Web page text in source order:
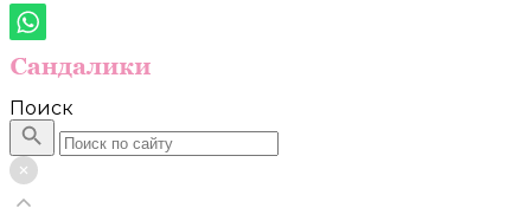
Поиск